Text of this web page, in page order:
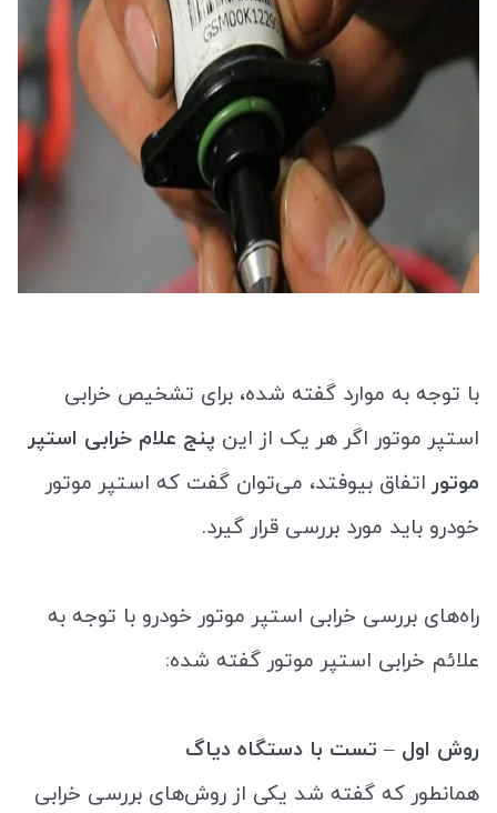
با توجه به موارد گفته شده، برای تشخیص خرابی
استپر موتور اگر هر یک از این پنج علام خرابی استپر
موتور اتفاق بیوفتد، می‌توان گفت که استپر موتور
خودرو باید مورد بررسی قرار گیرد.
راه‌های بررسی خرابی استپر موتور خودرو با توجه به
علائم خرابی استپر موتور گفته شده:
روش اول – تست با دستگاه دیاگ
همانطور که گفته شد یکی از روش‌های بررسی خرابی